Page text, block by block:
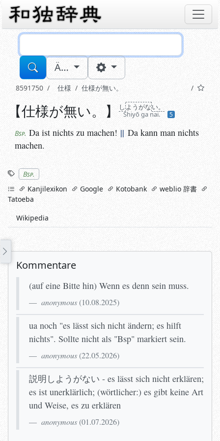
Ä…
8591750 仕様 仕様が無い。
Bsp.Da ist nichts zu machen! Da kann man nichts
【仕様が無い。 】 し ようがない。
Shiyō ga nai.
5
Bsp. Da ist nichts zu machen! || Da kann man nichts
machen.
Stichworte
Bsp.
linksKanjilexikon Google Kotobank
weblio 辞書
Tatoeba
Wikipedia
Kommentare
(auf eine Bitte hin) Wenn es denn sein muss.
anonymous (10.08.2025)
ua noch "es lässt sich nicht ändern; es hilft
nichts". Sollte nicht als "Bsp" markiert sein.
anonymous (22.05.2026)
説明しようがない - es lässt sich nicht erklären;
es ist unerklärlich; (wörtlicher:) es gibt keine Art
und Weise, es zu erklären
anonymous (01.07.2026)